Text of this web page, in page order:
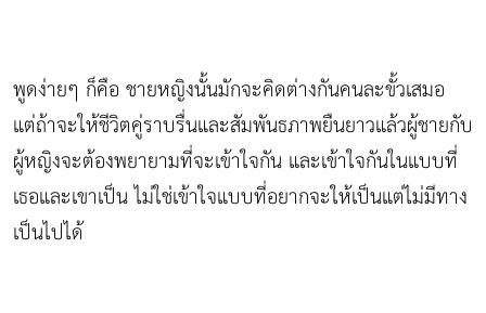
พูดง่ายๆ ก็คือ ชายหญิงนั้นมักจะคิดต่างกันคนละขั้วเสมอ
แต่ถ้าจะให้ชีวิตคู่ราบรื่นและสัมพันธภาพยืนยาวแล้วผู้ชายกับ
ผู้หญิงจะต้องพยายามที่จะเข้าใจกัน และเข้าใจกันในแบบที่
เธอและเขาเป็น ไม่ใช่เข้าใจแบบที่อยากจะให้เป็นแต่ไม่มีทาง
เป็นไปได้